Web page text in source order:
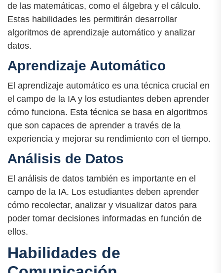
de las matemáticas, como el álgebra y el cálculo.
Estas habilidades les permitirán desarrollar
algoritmos de aprendizaje automático y analizar
datos.
Aprendizaje Automático
El aprendizaje automático es una técnica crucial en
el campo de la IA y los estudiantes deben aprender
cómo funciona. Esta técnica se basa en algoritmos
que son capaces de aprender a través de la
experiencia y mejorar su rendimiento con el tiempo.
Análisis de Datos
El análisis de datos también es importante en el
campo de la IA. Los estudiantes deben aprender
cómo recolectar, analizar y visualizar datos para
poder tomar decisiones informadas en función de
ellos.
Habilidades de